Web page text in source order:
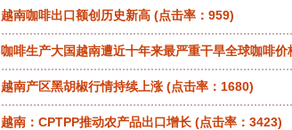
越南咖啡出口额创历史新高 (点击率：959)
咖啡生产大国越南遭近十年来最严重干旱全球咖啡价
越南产区黑胡椒行情持续上涨 (点击率：1680)
越南：CPTPP推动农产品出口增长 (点击率：3423)